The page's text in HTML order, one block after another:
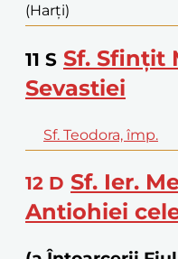
(Harți)
11 S Sf. Sfințit
Sevastiei
Sf. Teodora, împ.
12 D Sf. Ier.
Antiohiei